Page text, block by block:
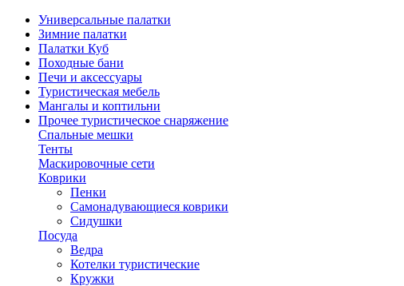
Универсальные палатки
Зимние палатки
Палатки Куб
Походные бани
Печи и аксессуары
Туристическая мебель
Мангалы и коптильни
Прочее туристическое снаряжение
Спальные мешки
Тенты
Маскировочные сети
Коврики
Пенки
Самонадувающиеся коврики
Сидушки
Посуда
Ведра
Котелки туристические
Кружки